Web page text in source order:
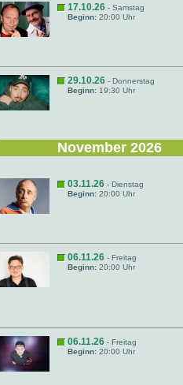
17.10.26 - Samstag
Beginn: 20:00 Uhr
29.10.26 - Donnerstag
Beginn: 19:30 Uhr
November 2026
03.11.26 - Dienstag
Beginn: 20:00 Uhr
06.11.26 - Freitag
Beginn: 20:00 Uhr
06.11.26 - Freitag
Beginn: 20:00 Uhr